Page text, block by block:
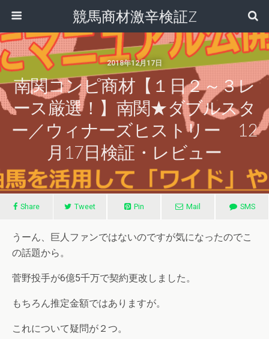
競馬商材激辛検証Z
2018年12月17日
南関コンピ商材【１日２～３レ
ース厳選！】南関★ダブルスタ
ー／ウィナーズヒストリー 12
月17日検証・レビュー
Share Tweet Pin Mail SMS
うーん、巨人ファンではないのですが気になったのでこ
の話題から。
菅野投手が6億5千万で契約更改しました。
もちろん推定金額ではありますが。
これについて疑問が２つ。